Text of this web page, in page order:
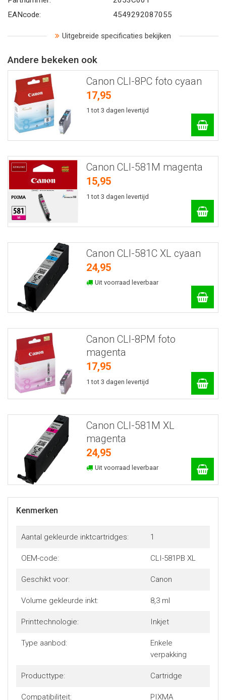
EANcode:
4549292087055
Uitgebreide specificaties bekijken
Andere bekeken ook
Canon CLI-8PC foto cyaan
17,95
1 tot 3 dagen levertijd
Canon CLI-581M magenta
15,95
1 tot 3 dagen levertijd
Canon CLI-581C XL cyaan
24,95
Uit voorraad leverbaar
Canon CLI-8PM foto
magenta
17,95
1 tot 3 dagen levertijd
Canon CLI-581M XL
magenta
24,95
Uit voorraad leverbaar
Kenmerken
Aantal gekleurde inktcartridges: 1
OEM-code: CLI-581PB XL
Geschikt voor: Canon
Volume gekleurde inkt: 8,3 ml
Printtechnologie: Inkjet
Type aanbod:
Enkele
verpakking
Producttype: Cartridge
Compatibiliteit: PIXMA